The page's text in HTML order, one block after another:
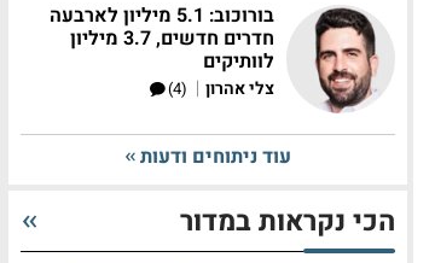
בורוכוב: 5.1 מיליון לארבעה
חדרים חדשים, 3.7 מיליון
לוותיקים
צלי אהרון |
(4)
עוד ניתוחים ודעות
הכי נקראות במדור